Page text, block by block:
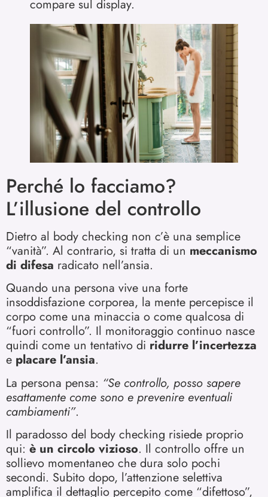
compare sul display.
Perché lo facciamo?
L’illusione del controllo
Dietro al body checking non c’è una semplice
“vanità”. Al contrario, si tratta di un meccanismo
di difesa radicato nell’ansia.
Quando una persona vive una forte
insoddisfazione corporea, la mente percepisce il
corpo come una minaccia o come qualcosa di
“fuori controllo”. Il monitoraggio continuo nasce
quindi come un tentativo di ridurre l’incertezza
e placare l’ansia.
La persona pensa: “Se controllo, posso sapere
esattamente come sono e prevenire eventuali
cambiamenti”.
Il paradosso del body checking risiede proprio
qui: è un circolo vizioso. Il controllo offre un
sollievo momentaneo che dura solo pochi
secondi. Subito dopo, l’attenzione selettiva
amplifica il dettaglio percepito come “difettoso”,